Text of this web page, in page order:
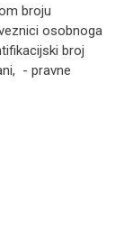
broju
osobnoga
broj
- pravne